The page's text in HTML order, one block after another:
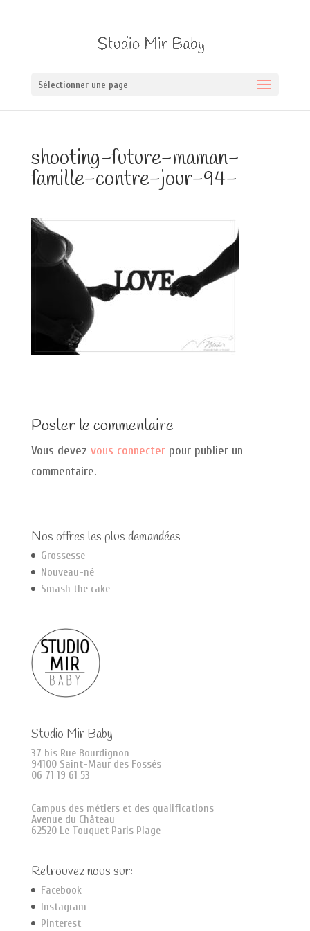
Sélectionner une page
shooting-future-maman-
famille-contre-jour-94-
Poster le commentaire
Vous devez vous connecterpour publier un
commentaire.
Nos offres les plus demandées
Grossesse
Nouveau-né
Smash the cake
Studio Mir Baby
37 bis Rue Bourdignon
94100 Saint-Maur des Fossés
06 71 19 61 53
Campus des métiers et des qualifications
Avenue du Château
62520 Le Touquet Paris Plage
Retrouvez nous sur:
Facebook
Instagram
Pinterest